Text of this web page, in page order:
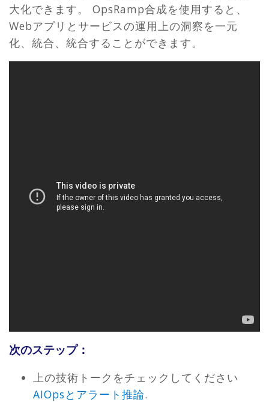
大化できます。 OpsRamp合成を使用すると、
Webアプリとサービスの運用上の洞察を一元
化、統合、統合することができます。
次のステップ：
上の技術トークをチェックしてください
AIOpsとアラート推論.